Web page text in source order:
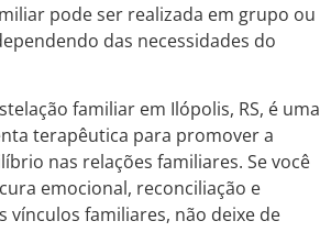
pode ser realizada em grupo ou
das necessidades do
familiar em Ilópolis, RS, é uma
terapêutica para promover a
nas relações familiares. Se você
emocional, reconciliação e
vínculos familiares, não deixe de